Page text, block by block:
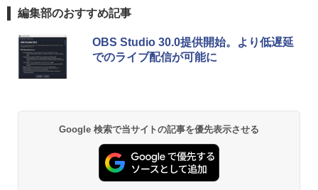
編集部のおすすめ記事
OBS Studio 30.0提供開始。より低遅延
でのライブ配信が可能に
Google 検索で当サイトの記事を優先表示させる